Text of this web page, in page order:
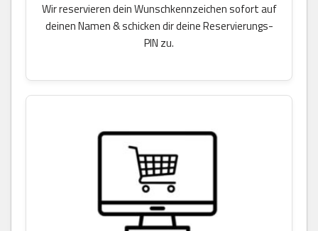
Wir reservieren dein Wunschkennzeichen sofort auf
deinen Namen & schicken dir deine Reservierungs-
PIN zu.